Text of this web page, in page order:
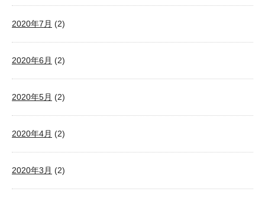
2020年7月 (2)
2020年6月 (2)
2020年5月 (2)
2020年4月 (2)
2020年3月 (2)